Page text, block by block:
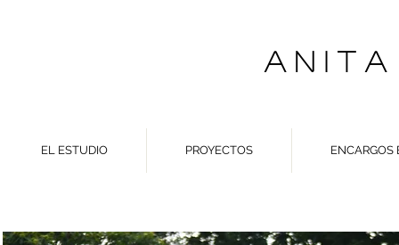
EL ESTUDIO PROYECTOS ENCARGOS
A N I T A